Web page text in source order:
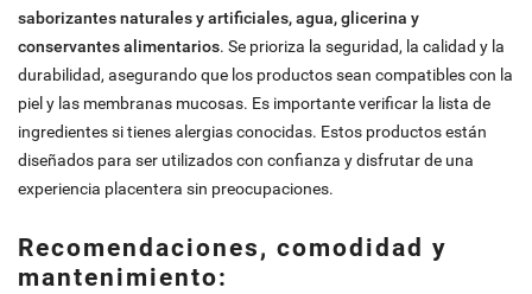
saborizantes naturales y artificiales, agua, glicerina y
conservantes alimentarios. Se prioriza la seguridad, la calidad y la
durabilidad, asegurando que los productos sean compatibles con la
piel y las membranas mucosas. Es importante verificar la lista de
ingredientes si tienes alergias conocidas. Estos productos están
diseñados para ser utilizados con confianza y disfrutar de una
experiencia placentera sin preocupaciones.
Recomendaciones, comodidad y
mantenimiento: